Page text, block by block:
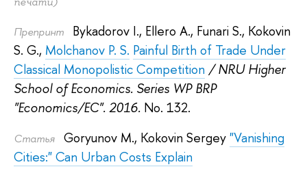
Препринт Bykadorov I., Ellero A., Funari S., Kokovin
S. G., Molchanov P. S. Painful Birth of Trade Under
Classical Monopolistic Competition / NRU Higher
School of Economics. Series WP BRP
"Economics/EC". 2016. No. 132.
Статья Goryunov M., Kokovin Sergey "Vanishing
Cities:" Can Urban Costs Explain